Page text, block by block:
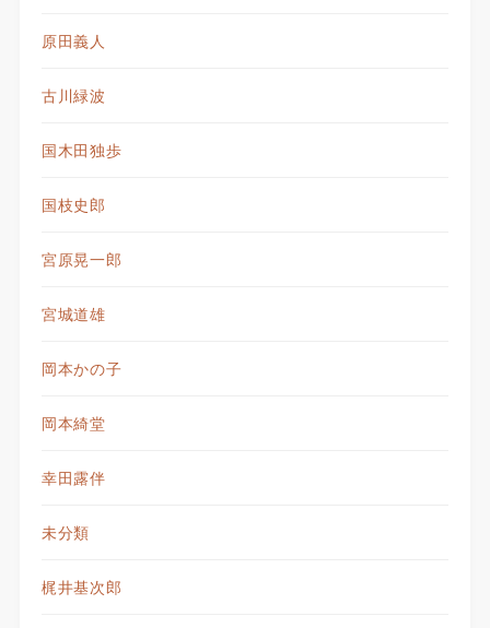
原田義人
古川緑波
国木田独歩
国枝史郎
宮原晃一郎
宮城道雄
岡本かの子
岡本綺堂
幸田露伴
未分類
梶井基次郎